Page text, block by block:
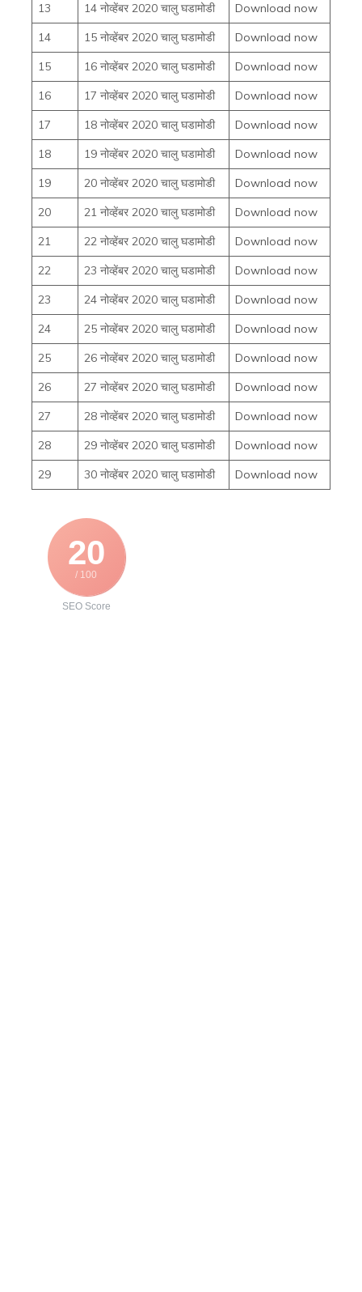
13 14 नोव्हेंबर 2020 चालु घडामोडी
Download now
14
15 नोव्हेंबर 2020 चालु घडामोडी
Download now
15
16 नोव्हेंबर 2020 चालु घडामोडी
Download now
16
17 नोव्हेंबर 2020 चालु घडामोडी
Download now
17
18 नोव्हेंबर 2020 चालु घडामोडी
Download now
18
19 नोव्हेंबर 2020 चालु घडामोडी
Download now
19
20 नोव्हेंबर 2020 चालु घडामोडी
Download now
20
21 नोव्हेंबर 2020 चालु घडामोडी
Download now
21
22 नोव्हेंबर 2020 चालु घडामोडी
Download now
22
23 नोव्हेंबर 2020 चालु घडामोडी
Download now
23
24 नोव्हेंबर 2020 चालु घडामोडी
Download now
24
25 नोव्हेंबर 2020 चालु घडामोडी
Download now
25
26 नोव्हेंबर 2020 चालु घडामोडी
Download now
26
27 नोव्हेंबर 2020 चालु घडामोडी
Download now
27
28 नोव्हेंबर 2020 चालु घडामोडी
Download now
28
29 नोव्हेंबर 2020 चालु घडामोडी
Download now
29
30 नोव्हेंबर 2020 चालु घडामोडी Download now
20
/ 100
SEO Score